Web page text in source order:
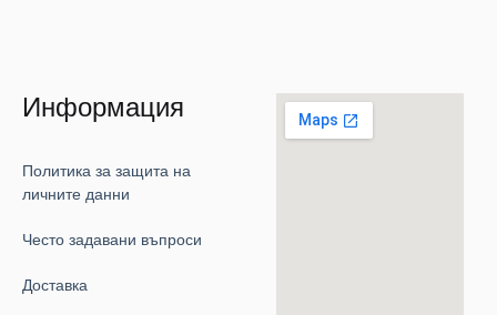
Информация
Политика за защита на
личните данни
Често задавани въпроси
Доставка